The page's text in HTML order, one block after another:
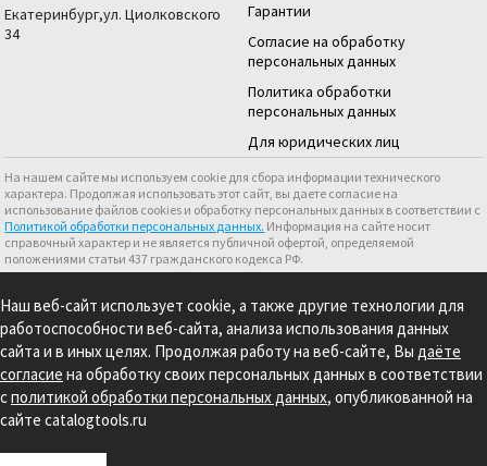
Екатеринбург,ул. Циолковского
34
Гарантии
Согласие на обработку
персональных данных
Политика обработки
персональных данных
Для юридических лиц
На нашем сайте мы используем cookie для сбора информации технического
характера. Продолжая использовать этот сайт, вы даете согласие на
использование файлов cookies и обработку персональных данных в соответствии с
Политикой обработки персональных данных. Информация на сайте носит
справочный характер и не является публичной офертой, определяемой
положениями статьи 437 гражданского кодекса РФ.
Наш веб-сайт использует cookie, а также другие технологии для
работоспособности веб-сайта, анализа использования данных
сайта и в иных целях. Продолжая работу на веб-сайте, Вы даёте
согласие на обработку своих персональных данных в соответствии
сполитикой обработки персональных данных, опубликованной на
сайте catalogtools.ru